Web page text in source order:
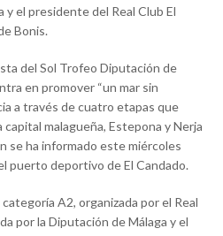
y el presidente del Real Club El
Bonis.
del Sol Trofeo Diputación de
en promover “un mar sin
a través de cuatro etapas que
malagueña, Estepona y Nerja
se ha informado este miércoles
puerto deportivo de El Candado.
A2, organizada por el Real
por la Diputación de Málaga y el